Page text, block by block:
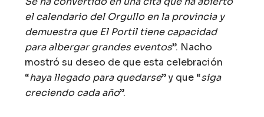
el calendario del Orgullo en la provincia y
demuestra que El Portil tiene capacidad
para albergar grandes eventos”. Nacho
mostró su deseo de que esta celebración
“haya llegado para quedarse” y que “siga
creciendo cada año”.